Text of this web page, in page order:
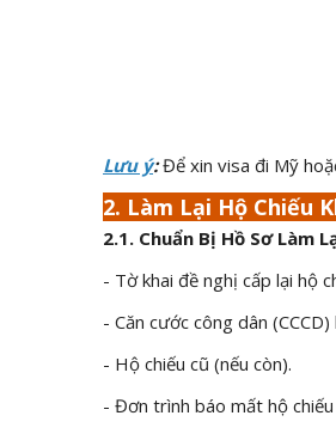
Lưu ý:Để xin visa đi Mỹ
2. Làm Lại Hộ Chiếu
2.1. Chuẩn Bị Hồ Sơ Làm
- Tờ khai đề nghị cấp lại hộ
- Căn cước công dân
- Hộ chiếu cũ (nếu còn).
- Đơn trình báo mất hộ